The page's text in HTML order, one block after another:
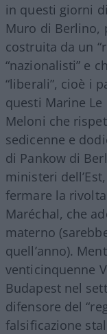
in questi giorni
Muro di Berlino,
costruita da un
“nazionalisti” e
“liberali”, cioè i
questi Marine
Meloni che
sedicenne e
di Pankow di
ministeri
fermare la
Maréchal, che
materno
quell’anno).
venticinquenne
Budapest nel
difensore del
falsificazione